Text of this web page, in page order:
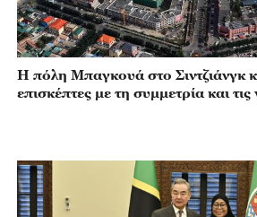
Η πόλη Μπαγκουά στο Σιντζιάνγκ
επισκέπτες με τη συμμετρία και τις